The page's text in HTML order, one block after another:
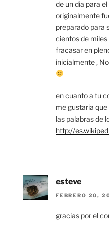
de un dia para
originalmente
preparado para
cientos de miles
fracasar en
inicialmente ,
en cuanto a tu
me gustaria
las palabras de
http://
esteve
FEBRERO 20,
gracias por el